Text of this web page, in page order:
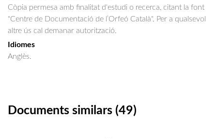
Còpia permesa amb finalitat d'estudi o recerca, citant la font
"Centre de Documentació de l’Orfeó Català". Per a qualsevol
altre ús cal demanar autorització.
Idiomes
Anglès.
Documents similars (49)